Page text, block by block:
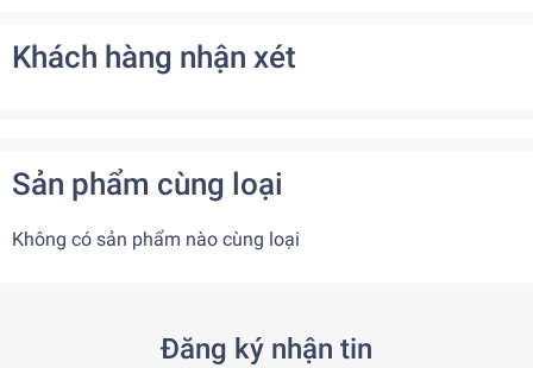
Khách hàng nhận xét
Sản phẩm cùng loại
Không có sản phẩm nào cùng loại
Đăng ký nhận tin